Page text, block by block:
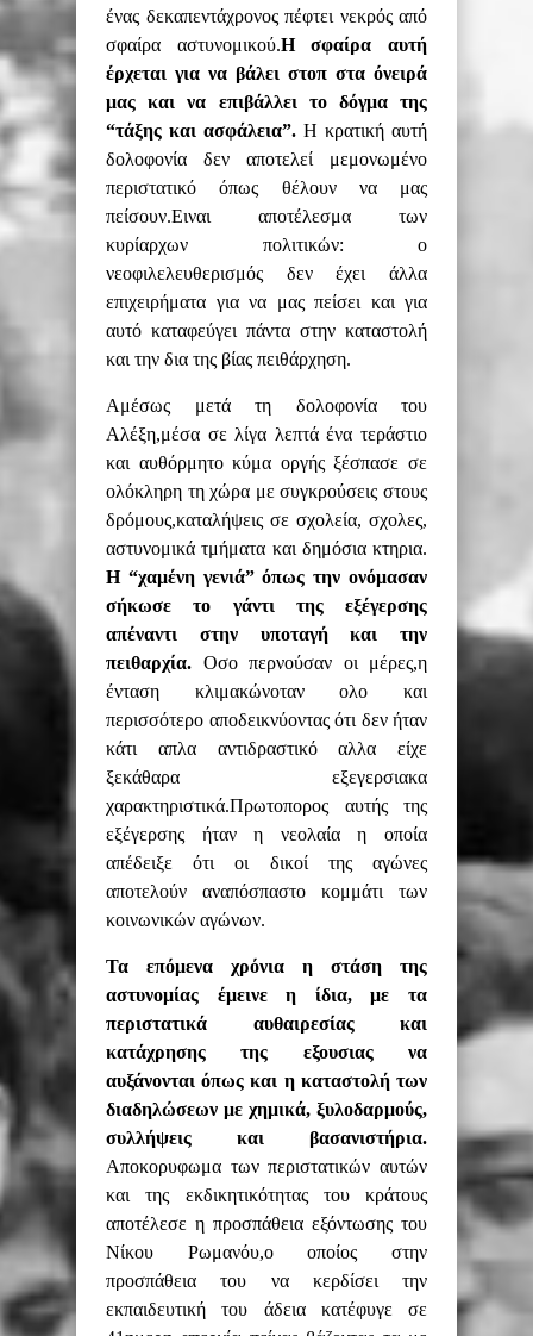
ένας δεκαπεντάχρονος πέφτει νεκρός από
σφαίρα αστυνομικού.Η σφαίρα αυτή
έρχεται για να βάλει στοπ στα όνειρά
μας και να επιβάλλει το δόγμα της
“τάξης και ασφάλεια”. Η κρατική αυτή
δολοφονία δεν αποτελεί μεμονωμένο
περιστατικό όπως θέλουν να μας
πείσουν.Ειναι αποτέλεσμα των
κυρίαρχων πολιτικών: ο
νεοφιλελευθερισμός δεν έχει άλλα
επιχειρήματα για να μας πείσει και για
αυτό καταφεύγει πάντα στην καταστολή
και την δια της βίας πειθάρχηση.
Αμέσως μετά τη δολοφονία του
Αλέξη,μέσα σε λίγα λεπτά ένα τεράστιο
και αυθόρμητο κύμα οργής ξέσπασε σε
ολόκληρη τη χώρα με συγκρούσεις στους
δρόμους,καταλήψεις σε σχολεία, σχολες,
αστυνομικά τμήματα και δημόσια κτηρια.
Η “χαμένη γενιά” όπως την ονόμασαν
σήκωσε το γάντι της εξέγερσης
απέναντι στην υποταγή και την
πειθαρχία. Οσο περνούσαν οι μέρες,η
ένταση κλιμακώνοταν ολο και
περισσότερο αποδεικνύοντας ότι δεν ήταν
κάτι απλα αντιδραστικό αλλα είχε
ξεκάθαρα εξεγερσιακα
χαρακτηριστικά.Πρωτοπορος αυτής της
εξέγερσης ήταν η νεολαία η οποία
απέδειξε ότι οι δικοί τηςαγώνες
αποτελούν αναπόσπαστο κομμάτι των
κοινωνικών αγώνων.
Τα επόμενα χρόνια η στάση της
αστυνομίας έμεινε η ίδια, με τα
περιστατικά αυθαιρεσίας και
κατάχρησης της εξουσιαςνα
αυξάνονται όπως και η καταστολή των
διαδηλώσεων με χημικά, ξυλοδαρμούς,
συλλήψεις και βασανιστήρια.
Αποκορυφωμα των περιστατικών αυτών
και της εκδικητικότητας του κράτους
αποτέλεσε η προσπάθεια εξόντωσης του
Νίκου Ρωμανόυ,ο οποίος στην
προσπάθεια του να κερδίσει την
εκπαιδευτική του άδεια κατέφυγε σε